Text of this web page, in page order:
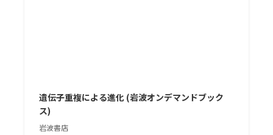
遺伝子重複による進化 (岩波オンデマンドブック
ス)
岩波書店